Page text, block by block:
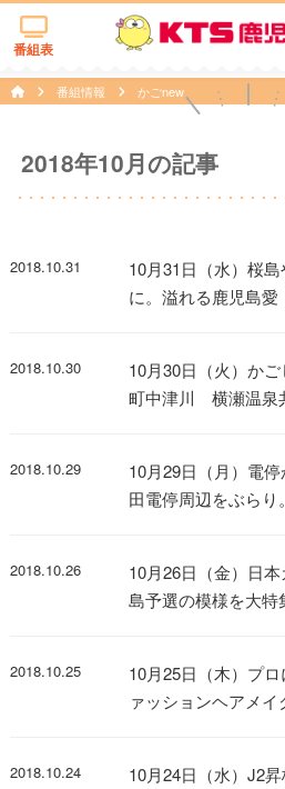
番組表
番組情報 かごnew
2018年10月の記事
2018.10.31
10月31日（水）桜
に。溢れる鹿児島愛
2018.10.30
10月30日（火）か
町中津川 横瀬温泉
2018.10.29
10月29日（月）電
田電停周辺をぶらり。
2018.10.26
10月26日（金）日
島予選の模様を大特
2018.10.25
10月25日（木）プ
ァッションヘアメイ
2018.10.24
10月24日（水）J2